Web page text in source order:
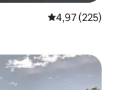
Средна
4,97 (225)